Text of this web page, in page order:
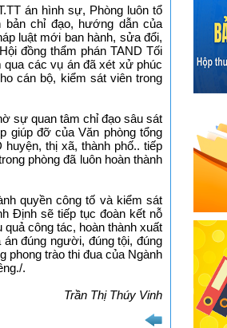
án hình sự, Phòng luôn tổ
chỉ đạo, hướng dẫn của
luật mới ban hành, sửa đổi,
đồng thẩm phán TAND Tối
các vụ án đã xét xử phúc
cán bộ, kiểm sát viên trong
sự quan tâm chỉ đạo sâu sát
giúp đỡ của Văn phòng tổng
thị xã, thành phố.. tiếp
phòng đã luôn hoàn thành
quyền công tố và kiểm sát
Định sẽ tiếp tục đoàn kết nỗ
công tác, hoàn thành xuất
đúng người, đúng tội, đúng
phong trào thi đua của Ngành
.
Trần Thị Thúy Vinh